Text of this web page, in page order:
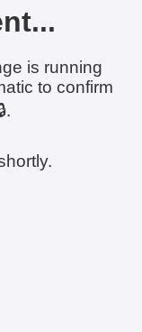
is running
to confirm